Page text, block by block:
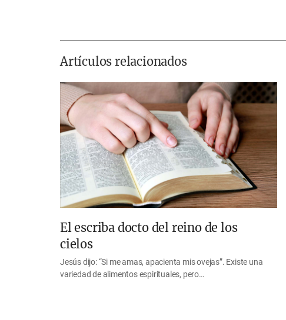
Artículos relacionados
El escriba docto del reino de los
cielos
Jesús dijo: “Si me amas, apacienta mis ovejas”. Existe una
variedad de alimentos espirituales, pero…